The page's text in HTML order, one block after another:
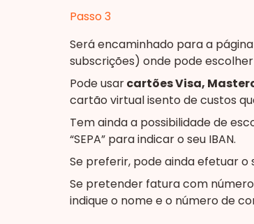
Passo 3
Será encaminhado para a
subscrições) onde pode
Pode usarcartões Visa,
cartão virtual isento de custos
Tem ainda a possibilidade de
“SEPA” para indicar o seu IBAN.
Se preferir, pode ainda efetuar
Se pretender fatura com
indique o nome e o número de